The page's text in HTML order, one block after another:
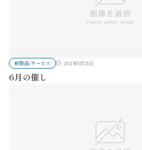
新製品/サービス 2011年5月25日
6月の催し